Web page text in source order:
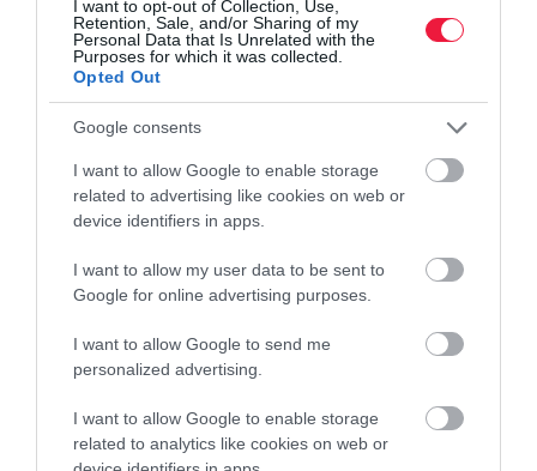
I want to opt-out of Collection, Use,
Retention, Sale, and/or Sharing of my
Personal Data that Is Unrelated with the
Purposes for which it was collected.
Opted Out
Google consents
I want to allow Google to enable storage
related to advertising like cookies on web or
device identifiers in apps.
I want to allow my user data to be sent to
Google for online advertising purposes.
I want to allow Google to send me
personalized advertising.
I want to allow Google to enable storage
related to analytics like cookies on web or
vádat egy cég irányítója ellen, aki csaknem 80 millió forint adót